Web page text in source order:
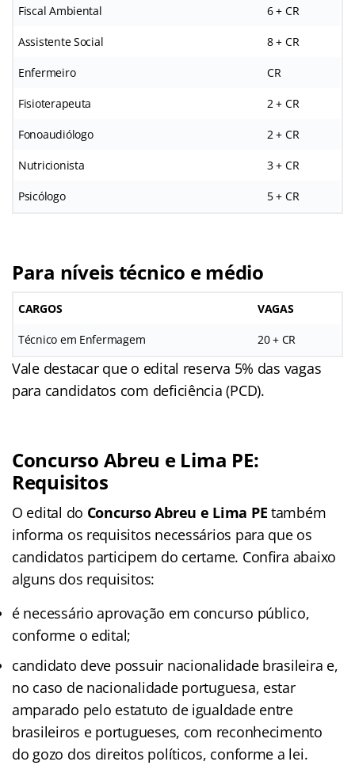
Fiscal Ambiental 6 + CR
Assistente Social 8 + CR
Enfermeiro CR
Fisioterapeuta 2 + CR
Fonoaudiólogo 2 + CR
Nutricionista 3 + CR
Psicólogo 5 + CR
Para níveis técnico e médio
CARGOS VAGAS
Técnico em Enfermagem 20 + CR
Vale destacar que o edital reserva 5% das vagas
para candidatos com deficiência (PCD).
Concurso Abreu e Lima PE:
Requisitos
O edital do Concurso Abreu e Lima PE também
informa os requisitos necessários para que os
candidatos participem do certame. Confira abaixo
alguns dos requisitos:
é necessário aprovação em concurso público,
conforme o edital;
candidato deve possuir nacionalidade brasileira e,
no caso de nacionalidade portuguesa, estar
amparado pelo estatuto de igualdade entre
brasileiros e portugueses, com reconhecimento
do gozo dos direitos políticos, conforme a lei.